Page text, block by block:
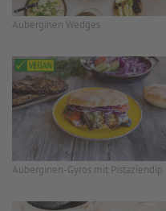
Auberginen Wedges
Auberginen-Gyros mit Pistaziendip